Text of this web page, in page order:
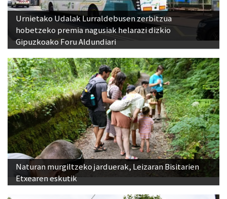
Urnietako Udalak Lurraldebusen zerbitzua
hobetzeko premia nagusiak helarazi dizkio
Gipuzkoako Foru Aldundiari
Naturan murgiltzeko jarduerak, Leizaran Bisitarien
Etxearen eskutik